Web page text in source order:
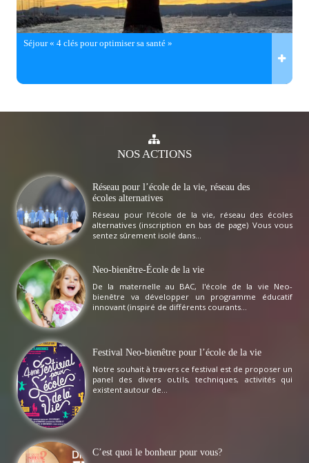
Séjour « 4 clés pour optimiser sa santé »
NOSACTIONS
Réseau pour l’école de la vie, réseau des
écoles alternatives
Réseau pour l'école de la vie, réseau des écoles
alternatives (inscription en bas de page) Vous vous
sentez sûrement isolé dans...
Neo-bienêtre-École de la vie
De la maternelle au BAC, l'école de la vie Neo-
bienêtre va développer un programme éducatif
innovant (inspiré de différents courants...
Festival Neo-bienêtre pour l’école de la vie
Notre souhait à travers ce festival est de proposer un
panel des divers outils, techniques, activités qui
existent autour de...
C’est quoi le bonheur pour vous?